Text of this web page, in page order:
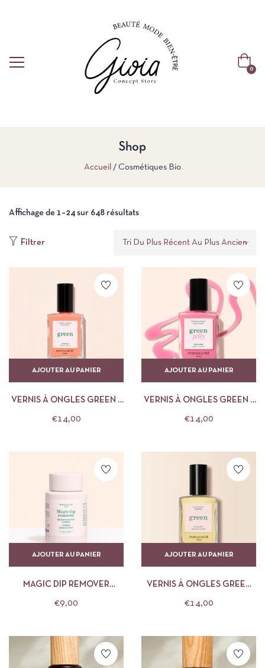
0
Shop
Accueil Cosmétiques Bio
Affichage de 1–24 sur 648 résultats
Filtrer
AJOUTER AU PANIER
VERNIS À ONGLES GREEN –
€14,00
AJOUTER AU PANIER
VERNIS À ONGLES GREEN –
MANUCURIST
€14,00
AJOUTER AU PANIER
MAGIC DIP REMOVER
€9,00
AJOUTER AU PANIER
VERNIS À ONGLES GREEN
€14,00